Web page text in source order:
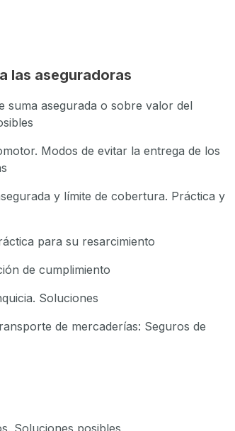
las aseguradoras
suma asegurada o sobre valor del
Modos de evitar la entrega de los
y límite de cobertura. Práctica y
para su resarcimiento
de cumplimiento
Soluciones
de mercaderías: Seguros de
Soluciones posibles